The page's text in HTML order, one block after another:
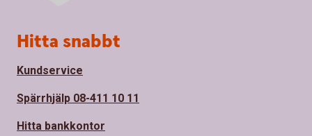
Sidfot
Hitta snabbt
Kundservice
Spärrhjälp 08-411 10 11
Hitta bankkontor